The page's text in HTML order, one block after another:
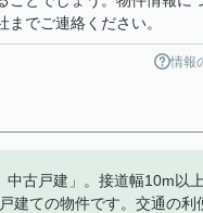
までご連絡ください。
情報
古戸建」。接道幅10m以上
建ての物件です。交通の利